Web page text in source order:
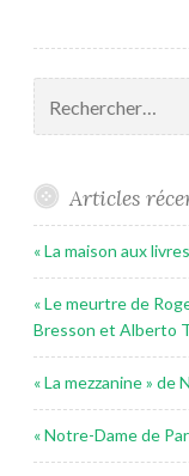
Articles
« La maison aux
« Le meurtre de
Bresson et Alberto
« La mezzanine » de
« Notre-Dame de